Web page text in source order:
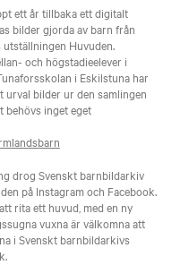
ett år tillbaka ett digitalt
bilder gjorda av barn från
Huvuden.
och högstadieelever i
i Eskilstuna har
bilder ur den samlingen
behövs inget eget
drog Svenskt barnbildarkiv
på Instagram och Facebook.
rita ett huvud, med en ny
vuxna är välkomna att
i Svenskt barnbildarkivs